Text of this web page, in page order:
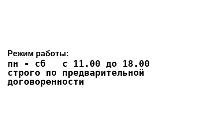
Режим работы:
пн - сб с 11.00 до 18.00
строго по предварительной
договоренности